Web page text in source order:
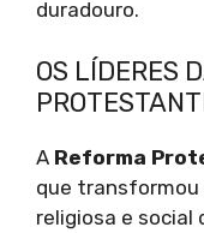
duradouro.
OS LÍDERES
A Reforma
que
religiosa e social